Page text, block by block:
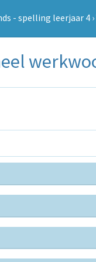
- spelling leerjaar 4 ›